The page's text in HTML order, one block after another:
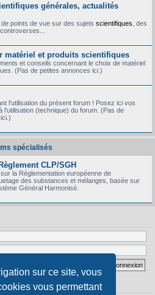
sur ce site, vous
vous permettant
générales, actualités
points de vue sur des sujets scientifiques , des
matériel et produits scientifiques
et conseils concernant le choix de matériel
(Pas de petites annonces ici.)
l'utilisation du présent forum ! Posez ici vos
l'utilisation (technique) du forum. (Pas de
spécialisés
CLP/SGH
la Réglementation européenne de
des substances et mélanges, basée sur
Général Harmonisé.